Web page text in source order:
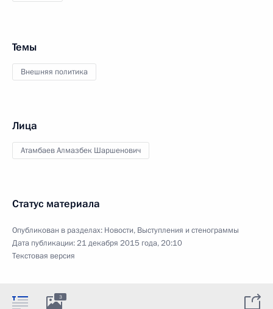
Темы
Внешняя политика
Лица
Атамбаев Алмазбек Шаршенович
Статус материала
Опубликован в разделах: Новости, Выступления и стенограммы
Дата публикации:21 декабря 2015 года, 20:10
Текстовая версия
3